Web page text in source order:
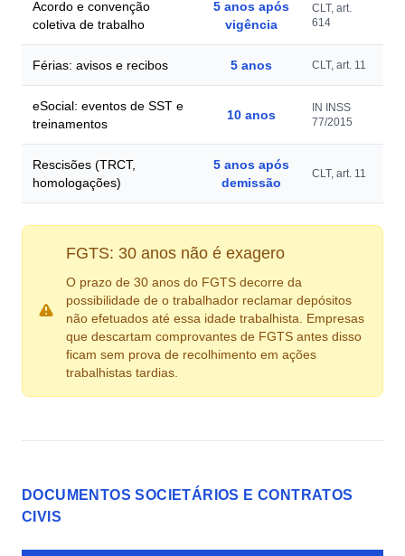
Acordo e convenção
coletiva de trabalho
5 anos após
vigência
CLT, art.
614
Férias: avisos e recibos 5 anos CLT, art. 11
eSocial: eventos de SST e
treinamentos
10 anos
IN INSS
77/2015
Rescisões (TRCT,
homologações)
5 anos após
demissão
CLT, art. 11
FGTS: 30 anos não é exagero
O prazo de 30 anos do FGTS decorre da
possibilidade de o trabalhador reclamar depósitos
não efetuados até essa idade trabalhista. Empresas
que descartam comprovantes de FGTS antes disso
ficam sem prova de recolhimento em ações
trabalhistas tardias.
DOCUMENTOS SOCIETÁRIOS E CONTRATOS
CIVIS